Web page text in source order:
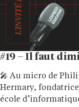
#19 – Il faut
🎤 Au micro de
Hermary, fondatrice
école